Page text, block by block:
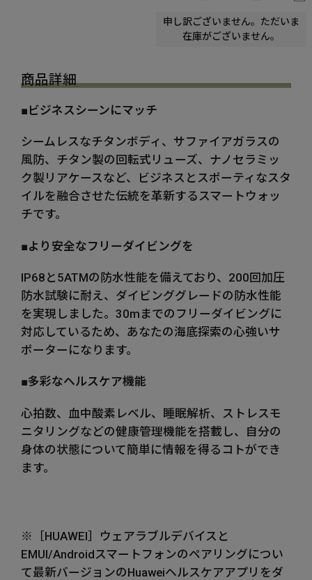
申し訳ございません。ただいま
在庫がございません。
商品詳細
■ビジネスシーンにマッチ
シームレスなチタンボディ、サファイアガラスの
風防、チタン製の回転式リューズ、ナノセラミッ
ク製リアケースなど、ビジネスとスポーティなスタ
イルを融合させた伝統を革新するスマートウォッ
チです。
■より安全なフリーダイビングを
IP68と5ATMの防水性能を備えており、200回加圧
防水試験に耐え、ダイビンググレードの防水性能
を実現しました。30mまでのフリーダイビングに
対応しているため、あなたの海底探索の心強いサ
ポーターになります。
■多彩なヘルスケア機能
心拍数、血中酸素レベル、睡眠解析、ストレスモ
ニタリングなどの健康管理機能を搭載し、自分の
身体の状態について簡単に情報を得るコトができ
ます。
※［HUAWEI］ウェアラブルデバイスと
EMUI/Androidスマートフォンのペアリングについ
て最新バージョンのHuaweiヘルスケアアプリをダ